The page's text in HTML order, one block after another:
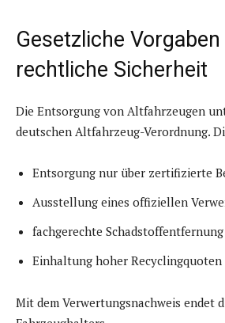
Gesetzliche Vorgaben
rechtliche Sicherheit
Die Entsorgung von Altfahrzeugen
deutschen Altfahrzeug-Verordnung.
Entsorgung nur über zertifizierte
Ausstellung eines offiziellen
fachgerechte Schadstoffentfernung
Einhaltung hoher Recyclingquoten
Mit dem Verwertungsnachweis endet